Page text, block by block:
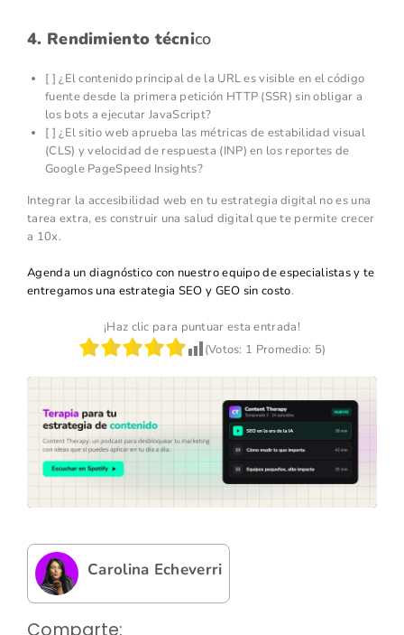
4. Rendimiento técnico
[ ] ¿El contenido principal de la URL es visible en el código
fuente desde la primera petición HTTP (SSR) sin obligar a
los bots a ejecutar JavaScript?
[ ] ¿El sitio web aprueba las métricas de estabilidad visual
(CLS) y velocidad de respuesta (INP) en los reportes de
Google PageSpeed Insights?
Integrar la accesibilidad web en tu estrategia digital no es una
tarea extra, es construir una salud digital que te permite crecer
a 10x.
Agenda un diagnóstico con nuestro equipo de especialistas y te
entregamos una estrategia SEO y GEO sin costo.
¡Haz clic para puntuar esta entrada!
(Votos: 1 Promedio: 5)
Carolina Echeverri